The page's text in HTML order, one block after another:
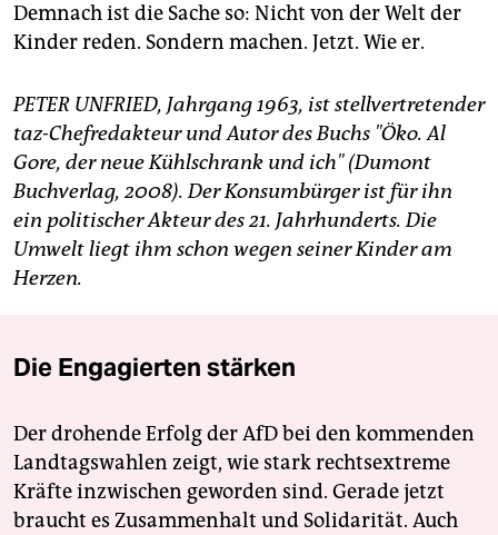
Demnach ist die Sache so: Nicht von der Welt der
Kinder reden. Sondern machen. Jetzt. Wie er.
PETER UNFRIED, Jahrgang 1963, ist stellvertretender
taz-Chefredakteur und Autor des Buchs "Öko. Al
Gore, der neue Kühlschrank und ich" (Dumont
Buchverlag, 2008). Der Konsumbürger ist für ihn
ein politischer Akteur des 21. Jahrhunderts. Die
Umwelt liegt ihm schon wegen seiner Kinder am
Herzen.
Die Engagierten stärken
Der drohende Erfolg der AfD bei den kommenden
Landtagswahlen zeigt, wie stark rechtsextreme
Kräfte inzwischen geworden sind. Gerade jetzt
braucht es Zusammenhalt und Solidarität. Auch